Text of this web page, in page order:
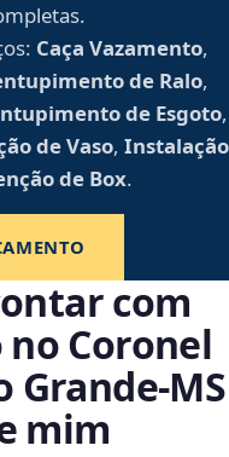
Caça Vazamento,
de Ralo,
de Esgoto,
de Vaso, Instalação
de Box.
com
Coronel
mim